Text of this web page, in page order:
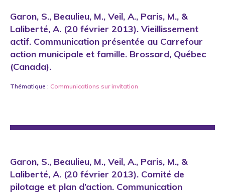
Garon, S., Beaulieu, M., Veil, A., Paris, M., &
Laliberté, A. (20 février 2013). Vieillissement
actif. Communication présentée au Carrefour
action municipale et famille. Brossard, Québec
(Canada).
Thématique : Communications sur invitation
Garon, S., Beaulieu, M., Veil, A., Paris, M., &
Laliberté, A. (20 février 2013). Comité de
pilotage et plan d’action. Communication